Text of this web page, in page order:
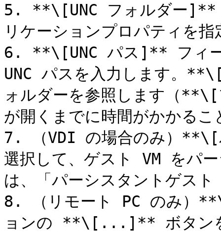
5. **\[UNC フォルダー]**
リケーションプロパティを指
6. **\[UNC パス]** フィー
UNC パスを入力します。
ォルダーを参照します（
が開くまでに時間がかかるこ
7. （VDI の場合のみ）**\[
選択して、ゲスト VM をパ
は、「パーシスタントゲス
8. （リモート PC のみ）
ョンの **\[...]** ボタンを